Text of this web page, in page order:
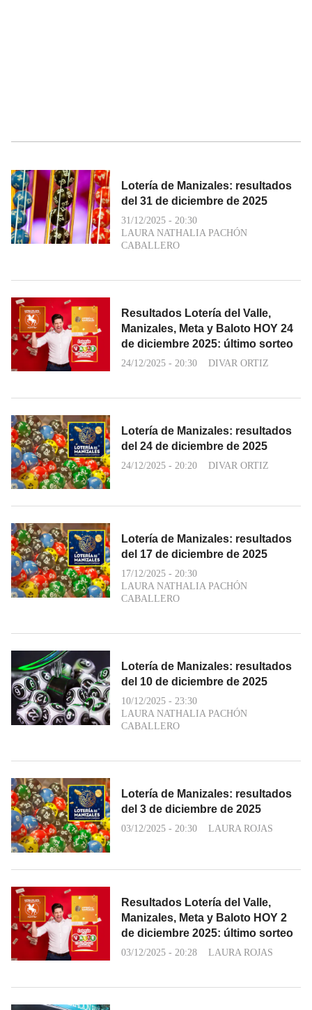
Lotería de Manizales: resultados
del 31 de diciembre de 2025
31/12/2025 - 20:30
LAURA NATHALIA PACHÓN
CABALLERO
Resultados Lotería del Valle,
Manizales, Meta y Baloto HOY 24
de diciembre 2025: último sorteo
24/12/2025 - 20:30 DIVAR ORTIZ
Lotería de Manizales: resultados
del 24 de diciembre de 2025
24/12/2025 - 20:20 DIVAR ORTIZ
Lotería de Manizales: resultados
del 17 de diciembre de 2025
17/12/2025 - 20:30
LAURA NATHALIA PACHÓN
CABALLERO
Lotería de Manizales: resultados
del 10 de diciembre de 2025
10/12/2025 - 23:30
LAURA NATHALIA PACHÓN
CABALLERO
Lotería de Manizales: resultados
del 3 de diciembre de 2025
03/12/2025 - 20:30 LAURA ROJAS
Resultados Lotería del Valle,
Manizales, Meta y Baloto HOY 2
de diciembre 2025: último sorteo
03/12/2025 - 20:28 LAURA ROJAS